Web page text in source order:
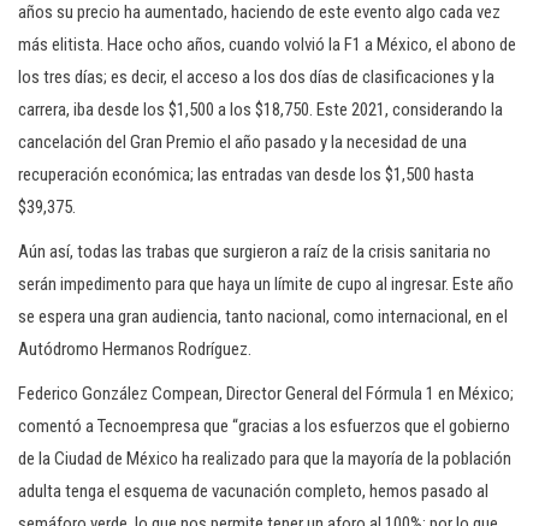
años su precio ha aumentado, haciendo de este evento algo cada vez
más elitista. Hace ocho años, cuando volvió la F1 a México, el abono de
los tres días; es decir, el acceso a los dos días de clasificaciones y la
carrera, iba desde los $1,500 a los $18,750. Este 2021, considerando la
cancelación del Gran Premio el año pasado y la necesidad de una
recuperación económica; las entradas van desde los $1,500 hasta
$39,375.
Aún así, todas las trabas que surgieron a raíz de la crisis sanitaria no
serán impedimento para que haya un límite de cupo al ingresar. Este año
se espera una gran audiencia, tanto nacional, como internacional, en el
Autódromo Hermanos Rodríguez.
Federico González Compean, Director General del Fórmula 1 en México;
comentó a Tecnoempresa que “gracias a los esfuerzos que el gobierno
de la Ciudad de México ha realizado para que la mayoría de la población
adulta tenga el esquema de vacunación completo, hemos pasado al